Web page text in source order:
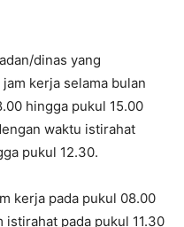
dinas yang
kerja selama bulan
hingga pukul 15.00
waktu istirahat
pukul 12.30.
kerja pada pukul 08.00
istirahat pada pukul 11.30